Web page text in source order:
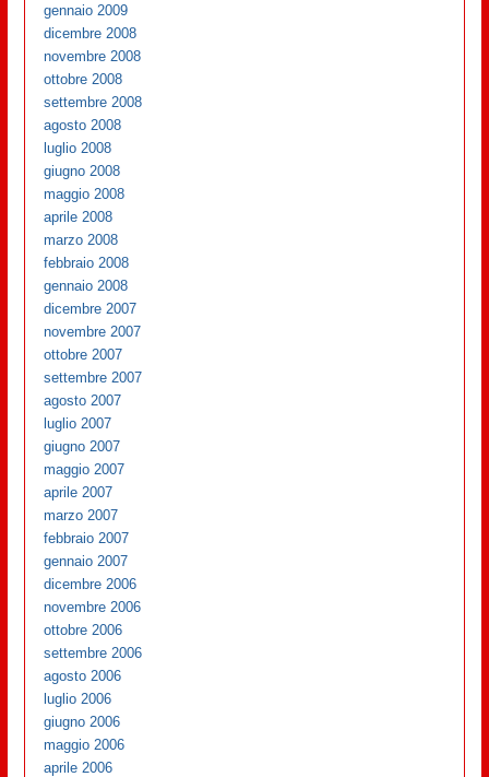
gennaio 2009
dicembre 2008
novembre 2008
ottobre 2008
settembre 2008
agosto 2008
luglio 2008
giugno 2008
maggio 2008
aprile 2008
marzo 2008
febbraio 2008
gennaio 2008
dicembre 2007
novembre 2007
ottobre 2007
settembre 2007
agosto 2007
luglio 2007
giugno 2007
maggio 2007
aprile 2007
marzo 2007
febbraio 2007
gennaio 2007
dicembre 2006
novembre 2006
ottobre 2006
settembre 2006
agosto 2006
luglio 2006
giugno 2006
maggio 2006
aprile 2006